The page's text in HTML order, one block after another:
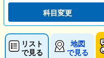
科目変更
リスト
で見る
地図
で見る